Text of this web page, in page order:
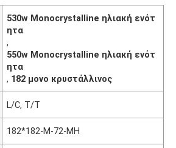
530w Monocrystalline ηλιακή ενότ
ητα
,
550w Monocrystalline ηλιακή ενότ
ητα
, 182 μονο κρυστάλλινος
L/C, T/T
182*182-M-72-MH